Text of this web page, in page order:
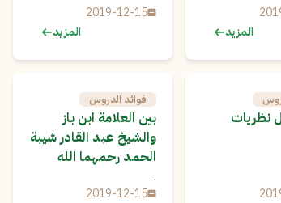
المزيد
2019-12-15
المزيد
نظريات
فوائد الدروس
بين العلامة ابن باز
والشيخ عبد القادر شيبة
الحمد رحمهما الله
.
2019-12-15